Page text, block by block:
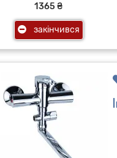
1365 ₴
закінчився